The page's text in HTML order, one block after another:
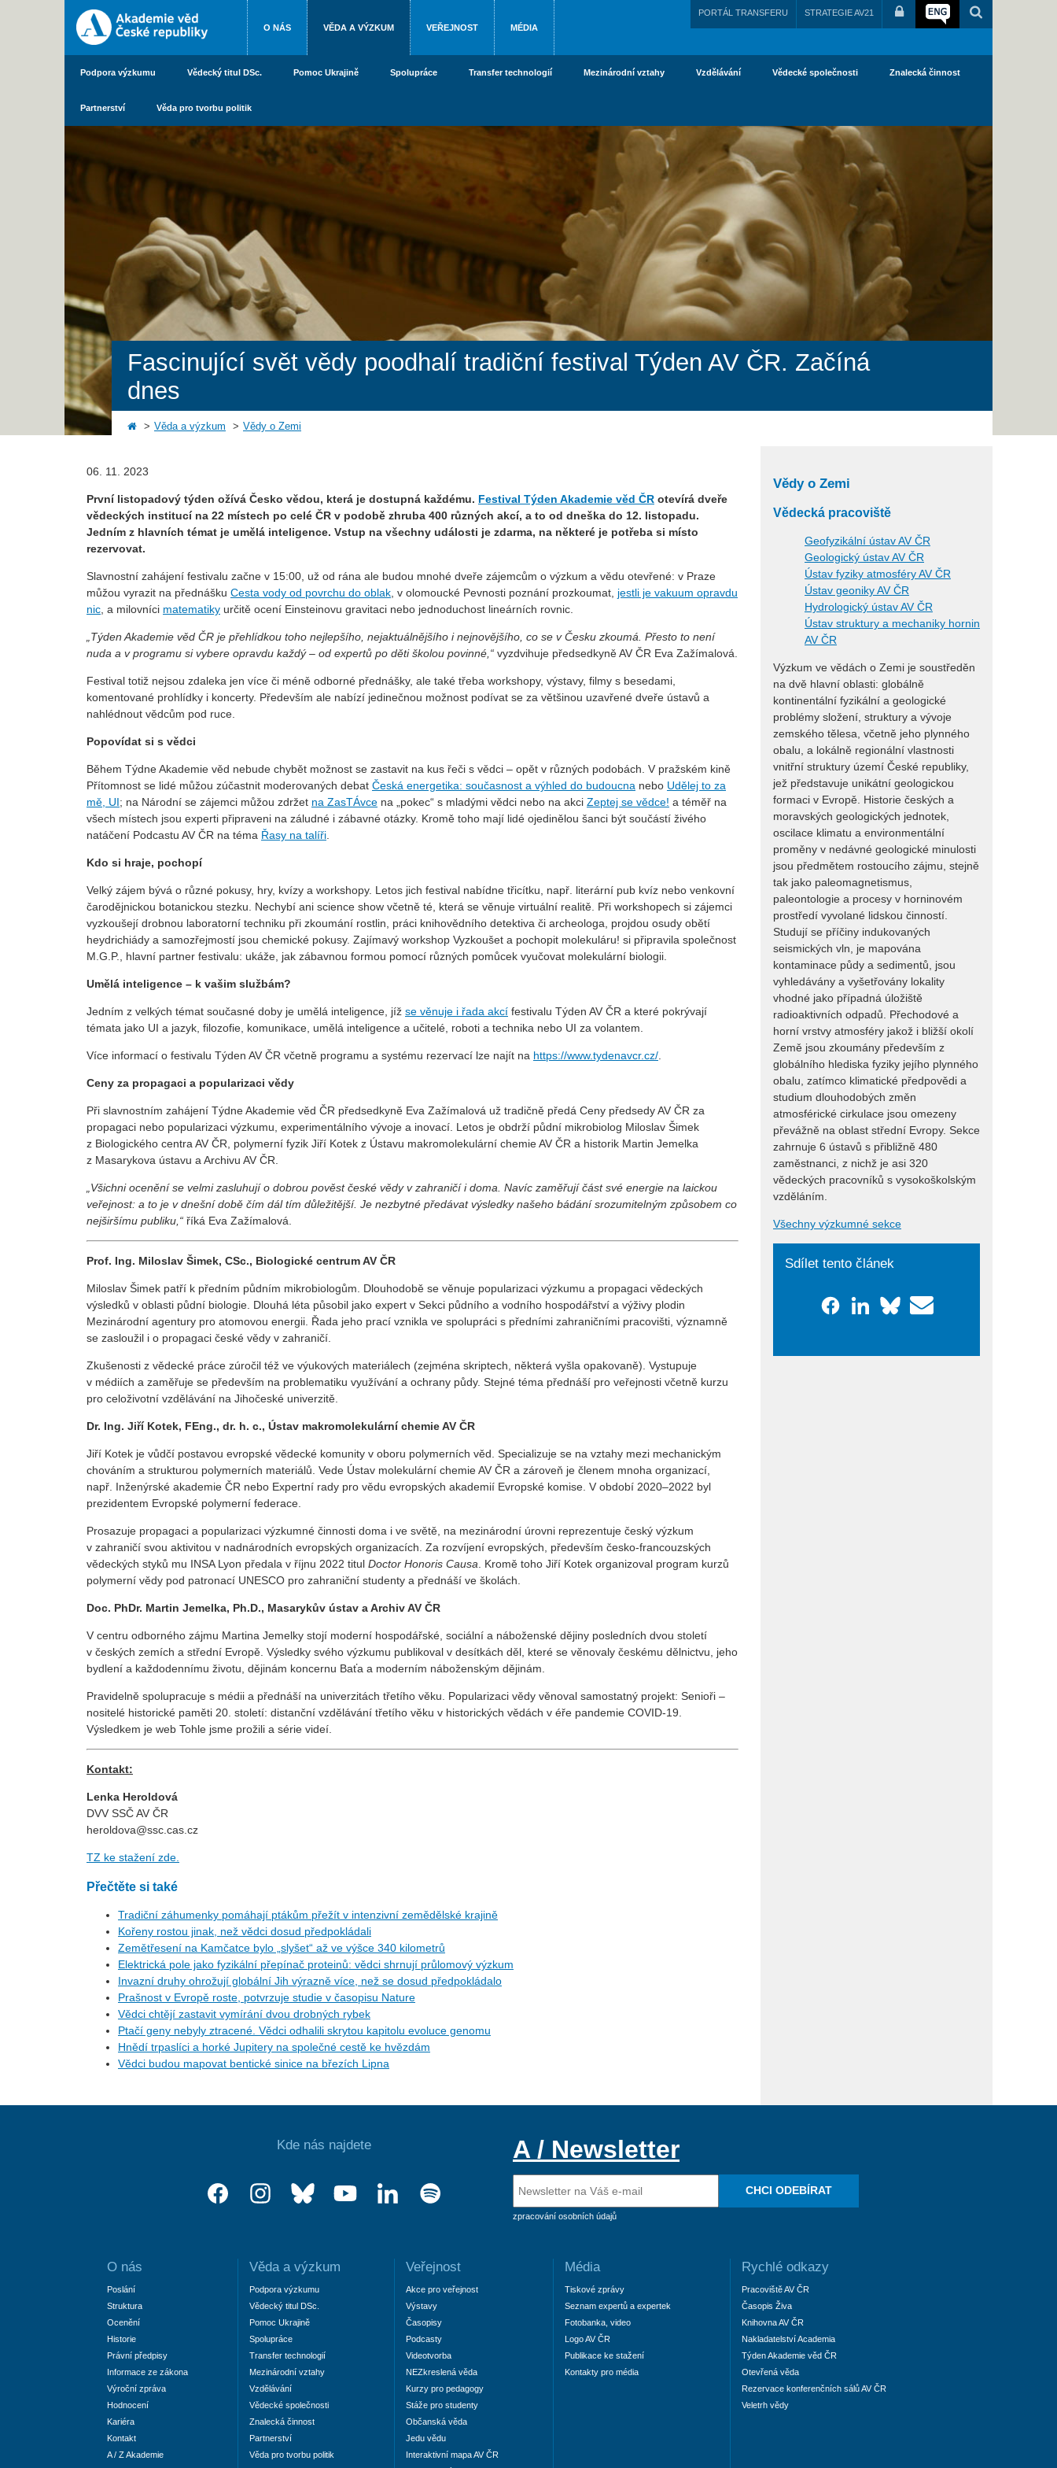
O NÁS VĚDA A VÝZKUM VEŘEJNOST MÉDIA
PORTÁL TRANSFERU STRATEGIE AV21
Podpora výzkumu Vědecký titul DSc. Pomoc Ukrajině Spolupráce Transfer technologií Mezinárodní vztahy Vzdělávání Vědecké společnosti Znalecká činnost
Partnerství Věda pro tvorbu politik
Fascinující svět vědy poodhalí tradiční festival Týden AV ČR. Začíná
dnes
Věda a výzkum Vědy o Zemi
06. 11. 2023
První listopadový týden ožívá Česko vědou, která je dostupná každému. Festival Týden Akademie věd ČR otevírá dveře
vědeckých institucí na 22 místech po celé ČR v podobě zhruba 400 různých akcí, a to od dneška do 12. listopadu.
Jedním z hlavních témat je umělá inteligence. Vstup na všechny události je zdarma, na některé je potřeba si místo
rezervovat.
Slavnostní zahájení festivalu začne v 15:00, už od rána ale budou mnohé dveře zájemcům o výzkum a vědu otevřené: v Praze
můžou vyrazit na přednášku Cesta vody od povrchu do oblak, v olomoucké Pevnosti poznání prozkoumat, jestli je vakuum opravdu
nic, a milovníci matematiky určitě ocení Einsteinovu gravitaci nebo jednoduchost lineárních rovnic.
„Týden Akademie věd ČR je přehlídkou toho nejlepšího, nejaktuálnějšího i nejnovějšího, co se v Česku zkoumá. Přesto to není
nuda a v programu si vybere opravdu každý – od expertů po děti školou povinné,“ vyzdvihuje předsedkyně AV ČR Eva Zažímalová.
Festival totiž nejsou zdaleka jen více či méně odborné přednášky, ale také třeba workshopy, výstavy, filmy s besedami,
komentované prohlídky i koncerty. Především ale nabízí jedinečnou možnost podívat se za většinou uzavřené dveře ústavů a
nahlédnout vědcům pod ruce.
Popovídat si s vědci
Během Týdne Akademie věd nebude chybět možnost se zastavit na kus řeči s vědci – opět v různých podobách. V pražském kině
Přítomnost se lidé můžou zúčastnit moderovaných debat Česká energetika: současnost a výhled do budoucna nebo Udělej to za
mě, UI; na Národní se zájemci můžou zdržet na ZasTÁvce na „pokec“ s mladými vědci nebo na akci Zeptej se vědce! a téměř na
všech místech jsou experti připraveni na záludné i zábavné otázky. Kromě toho mají lidé ojedinělou šanci být součástí živého
natáčení Podcastu AV ČR na téma Řasy na talíři.
Kdo si hraje, pochopí
Velký zájem bývá o různé pokusy, hry, kvízy a workshopy. Letos jich festival nabídne třicítku, např. literární pub kvíz nebo venkovní
čarodějnickou botanickou stezku. Nechybí ani science show včetně té, která se věnuje virtuální realitě. Při workshopech si zájemci
vyzkoušejí drobnou laboratorní techniku při zkoumání rostlin, práci knihovědního detektiva či archeologa, projdou osudy obětí
heydrichiády a samozřejmostí jsou chemické pokusy. Zajímavý workshop Vyzkoušet a pochopit molekuláru! si připravila společnost
M.G.P., hlavní partner festivalu: ukáže, jak zábavnou formou pomocí různých pomůcek vyučovat molekulární biologii.
Umělá inteligence – k vašim službám?
Jedním z velkých témat současné doby je umělá inteligence, jíž se věnuje i řada akcí festivalu Týden AV ČR a které pokrývají
témata jako UI a jazyk, filozofie, komunikace, umělá inteligence a učitelé, roboti a technika nebo UI za volantem.
Více informací o festivalu Týden AV ČR včetně programu a systému rezervací lze najít na https://www.tydenavcr.cz/.
Ceny za propagaci a popularizaci vědy
Při slavnostním zahájení Týdne Akademie věd ČR předsedkyně Eva Zažímalová už tradičně předá Ceny předsedy AV ČR za
propagaci nebo popularizaci výzkumu, experimentálního vývoje a inovací. Letos je obdrží půdní mikrobiolog Miloslav Šimek
z Biologického centra AV ČR, polymerní fyzik Jiří Kotek z Ústavu makromolekulární chemie AV ČR a historik Martin Jemelka
z Masarykova ústavu a Archivu AV ČR.
„Všichni ocenění se velmi zasluhují o dobrou pověst české vědy v zahraničí i doma. Navíc zaměřují část své energie na laickou
veřejnost: a to je v dnešní době čím dál tím důležitější. Je nezbytné předávat výsledky našeho bádání srozumitelným způsobem co
nejširšímu publiku,“ říká Eva Zažímalová.
Prof. Ing. Miloslav Šimek, CSc., Biologické centrum AV ČR
Miloslav Šimek patří k předním půdním mikrobiologům. Dlouhodobě se věnuje popularizaci výzkumu a propagaci vědeckých
výsledků v oblasti půdní biologie. Dlouhá léta působil jako expert v Sekci půdního a vodního hospodářství a výživy plodin
Mezinárodní agentury pro atomovou energii. Řada jeho prací vznikla ve spolupráci s předními zahraničními pracovišti, významně
se zasloužil i o propagaci české vědy v zahraničí.
Zkušenosti z vědecké práce zúročil též ve výukových materiálech (zejména skriptech, některá vyšla opakovaně). Vystupuje
v médiích a zaměřuje se především na problematiku využívání a ochrany půdy. Stejné téma přednáší pro veřejnosti včetně kurzu
pro celoživotní vzdělávání na Jihočeské univerzitě.
Dr. Ing. Jiří Kotek, FEng., dr. h. c., Ústav makromolekulární chemie AV ČR
Jiří Kotek je vůdčí postavou evropské vědecké komunity v oboru polymerních věd. Specializuje se na vztahy mezi mechanickým
chováním a strukturou polymerních materiálů. Vede Ústav molekulární chemie AV ČR a zároveň je členem mnoha organizací,
např. Inženýrské akademie ČR nebo Expertní rady pro vědu evropských akademií Evropské komise. V období 2020–2022 byl
prezidentem Evropské polymerní federace.
Prosazuje propagaci a popularizaci výzkumné činnosti doma i ve světě, na mezinárodní úrovni reprezentuje český výzkum
v zahraničí svou aktivitou v nadnárodních evropských organizacích. Za rozvíjení evropských, především česko-francouzských
vědeckých styků mu INSA Lyon předala v říjnu 2022 titul Doctor Honoris Causa. Kromě toho Jiří Kotek organizoval program kurzů
polymerní vědy pod patronací UNESCO pro zahraniční studenty a přednáší ve školách.
Doc. PhDr. Martin Jemelka, Ph.D., Masarykův ústav a Archiv AV ČR
V centru odborného zájmu Martina Jemelky stojí moderní hospodářské, sociální a náboženské dějiny posledních dvou století
v českých zemích a střední Evropě. Výsledky svého výzkumu publikoval v desítkách děl, které se věnovaly českému dělnictvu, jeho
bydlení a každodennímu životu, dějinám koncernu Baťa a moderním náboženským dějinám.
Pravidelně spolupracuje s médii a přednáší na univerzitách třetího věku. Popularizaci vědy věnoval samostatný projekt: Senioři –
nositelé historické paměti 20. století: distanční vzdělávání třetího věku v historických vědách v éře pandemie COVID-19.
Výsledkem je web Tohle jsme prožili a série videí.
Kontakt:
Lenka Heroldová
DVV SSČ AV ČR
heroldova@ssc.cas.cz
TZ ke stažení zde.
Přečtěte si také
Tradiční záhumenky pomáhají ptákům přežít v intenzivní zemědělské krajině
Kořeny rostou jinak, než vědci dosud předpokládali
Zemětřesení na Kamčatce bylo „slyšet“ až ve výšce 340 kilometrů
Elektrická pole jako fyzikální přepínač proteinů: vědci shrnují průlomový výzkum
Invazní druhy ohrožují globální Jih výrazně více, než se dosud předpokládalo
Prašnost v Evropě roste, potvrzuje studie v časopisu Nature
Vědci chtějí zastavit vymírání dvou drobných rybek
Ptačí geny nebyly ztracené. Vědci odhalili skrytou kapitolu evoluce genomu
Hnědí trpaslíci a horké Jupitery na společné cestě ke hvězdám
Vědci budou mapovat bentické sinice na březích Lipna
Vědy o Zemi
Vědecká pracoviště
Geofyzikální ústav AV ČR
Geologický ústav AV ČR
Ústav fyziky atmosféry AV ČR
Ústav geoniky AV ČR
Hydrologický ústav AV ČR
Ústav struktury a mechaniky hornin
AV ČR
Výzkum ve vědách o Zemi je soustředěn
na dvě hlavní oblasti: globálně
kontinentální fyzikální a geologické
problémy složení, struktury a vývoje
zemského tělesa, včetně jeho plynného
obalu, a lokálně regionální vlastnosti
vnitřní struktury území České republiky,
jež představuje unikátní geologickou
formaci v Evropě. Historie českých a
moravských geologických jednotek,
oscilace klimatu a environmentální
proměny v nedávné geologické minulosti
jsou předmětem rostoucího zájmu, stejně
tak jako paleomagnetismus,
paleontologie a procesy v horninovém
prostředí vyvolané lidskou činností.
Studují se příčiny indukovaných
seismických vln, je mapována
kontaminace půdy a sedimentů, jsou
vyhledávány a vyšetřovány lokality
vhodné jako případná úložiště
radioaktivních odpadů. Přechodové a
horní vrstvy atmosféry jakož i bližší okolí
Země jsou zkoumány především z
globálního hlediska fyziky jejího plynného
obalu, zatímco klimatické předpovědi a
studium dlouhodobých změn
atmosférické cirkulace jsou omezeny
převážně na oblast střední Evropy. Sekce
zahrnuje 6 ústavů s přibližně 480
zaměstnanci, z nichž je asi 320
vědeckých pracovníků s vysokoškolským
vzděláním.
Všechny výzkumné sekce
Sdílet tento článek
Kde nás najdete A / Newsletter
zpracování osobních údajů
CHCI ODEBÍRAT
O nás
Poslání
Struktura
Ocenění
Historie
Právní předpisy
Informace ze zákona
Výroční zpráva
Hodnocení
Kariéra
Kontakt
A / Z Akademie
Věda a výzkum
Podpora výzkumu
Vědecký titul DSc.
Pomoc Ukrajině
Spolupráce
Transfer technologií
Mezinárodní vztahy
Vzdělávání
Vědecké společnosti
Znalecká činnost
Partnerství
Věda pro tvorbu politik
Veřejnost
Akce pro veřejnost
Výstavy
Časopisy
Podcasty
Videotvorba
NEZkreslená věda
Kurzy pro pedagogy
Stáže pro studenty
Občanská věda
Jedu vědu
Interaktivní mapa AV ČR
Média
Tiskové zprávy
Seznam expertů a expertek
Fotobanka, video
Logo AV ČR
Publikace ke stažení
Kontakty pro média
Rychlé odkazy
Pracoviště AV ČR
Časopis Živa
Knihovna AV ČR
Nakladatelství Academia
Týden Akademie věd ČR
Otevřená věda
Rezervace konferenčních sálů AV ČR
Veletrh vědy